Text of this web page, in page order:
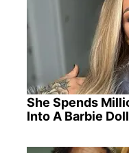
She Spends
Into A Barbie